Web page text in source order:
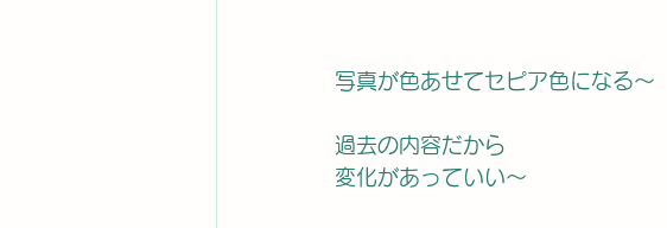
写真が色あせてセピア色になる〜
過去の内容だから
変化があっていい〜